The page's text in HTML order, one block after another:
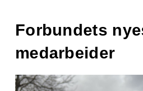
Forbundets
medarbeider